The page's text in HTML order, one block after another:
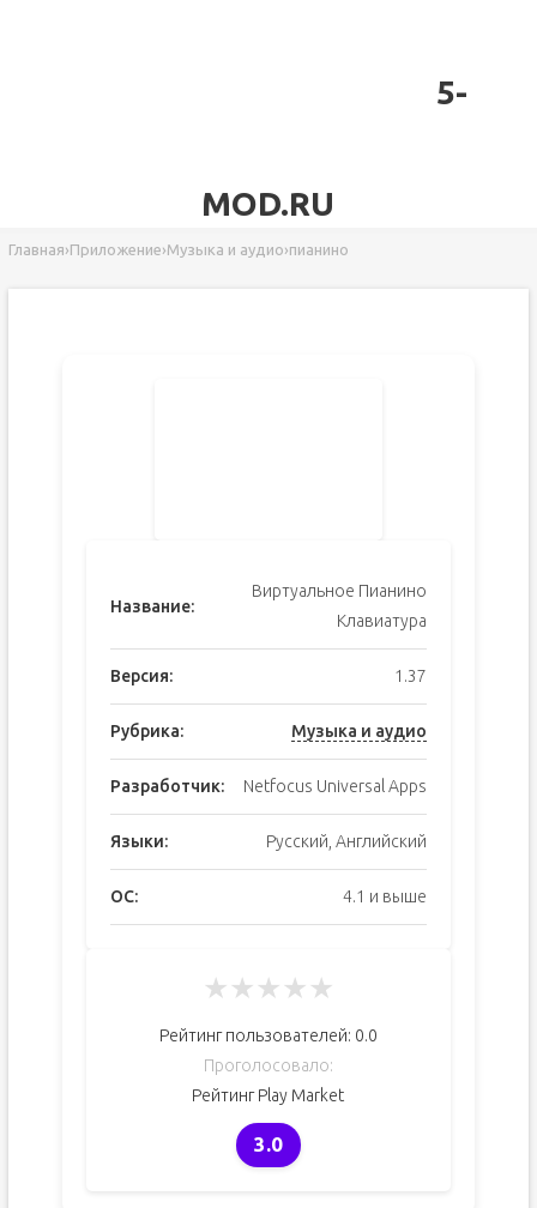
5-
MOD.RU
Главная›Приложение›Музыка и аудио›пианино
Название:
Виртуальное Пианино
Клавиатура
Версия: 1.37
Рубрика: Музыка и аудио
Разработчик: Netfocus Universal Apps
Языки: Русский, Английский
ОС: 4.1 и выше
★★★★★
Рейтинг пользователей: 0.0
Проголосовало:
Рейтинг Play Market
3.0